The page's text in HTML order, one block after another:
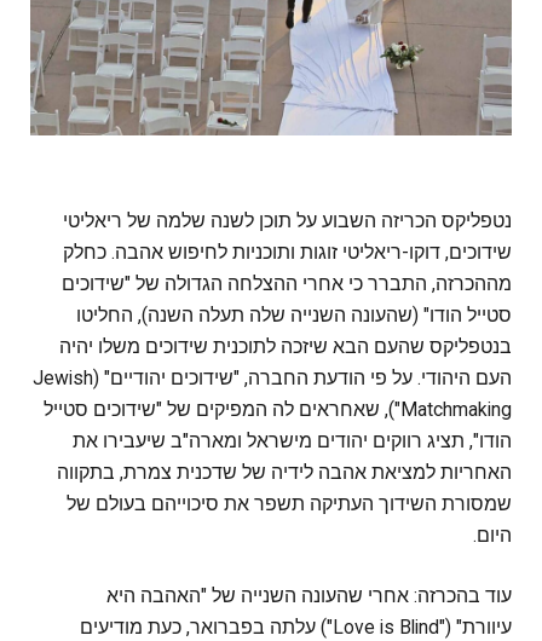
נטפליקס הכריזה השבוע על תוכן לשנה שלמה של ריאליטי
שידוכים, דוקו-ריאליטי זוגות ותוכניות לחיפוש אהבה. כחלק
מההכרזה, התברר כי אחרי ההצלחה הגדולה של "שידוכים
סטייל הודו" (שהעונה השנייה שלה תעלה השנה), החליטו
בנטפליקס שהעם הבא שיזכה לתוכנית שידוכים משלו יהיה
העם היהודי. על פי הודעת החברה, "שידוכים יהודיים" (Jewish
Matchmaking"), שאחראים לה המפיקים של "שידוכים סטייל
הודו", תציג רווקים יהודים מישראל ומארה"ב שיעבירו את
האחריות למציאת אהבה לידיה של שדכנית צמרת, בתקווה
שמסורת השידוך העתיקה תשפר את סיכוייהם בעולם של
היום.
עוד בהכרזה: אחרי שהעונה השנייה של "האהבה היא
עיוורת" ("Love is Blind") עלתה בפברואר, כעת מודיעים